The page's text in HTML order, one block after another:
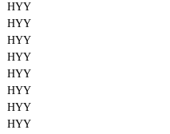
HYY
HYY
HYY
HYY
HYY
HYY
HYY
HYY